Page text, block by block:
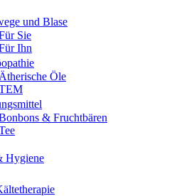
und Blase
Sie
Ihn
Öle
& Fruchtbären
Hygiene